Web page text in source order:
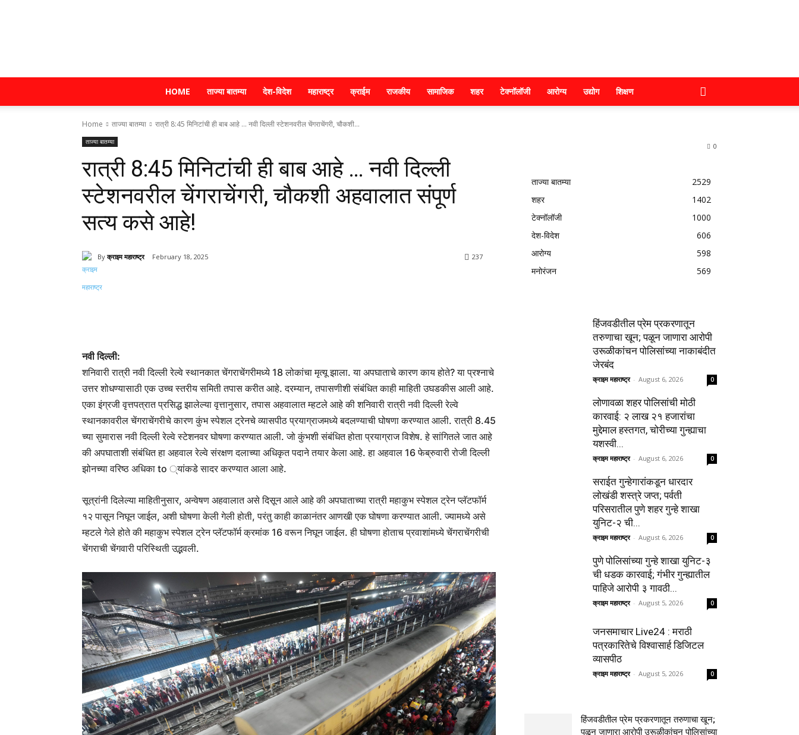
क्राइम
HOME ताज्या बातम्या देश-विदेश महाराष्ट्र क्राईम राजकीय सामाजिक शहर टेक्नॉलॉजी आरोग्य उद्योग शिक्षण
Home ताज्या बातम्या रात्री 8:45 मिनिटांची ही बाब आहे ... नवी दिल्ली स्टेशनवरील चेंगराचेंगरी, चौकशी...
ताज्या बातम्या
रात्री 8:45 मिनिटांची ही बाब आहे … नवी दिल्ली
स्टेशनवरील चेंगराचेंगरी, चौकशी अहवालात संपूर्ण
सत्य कसे आहे!
By क्राइम महाराष्ट्र February 18, 2025 237
नवी दिल्ली:
शनिवारी रात्री नवी दिल्ली रेल्वे स्थानकात चेंगराचेंगरीमध्ये 18 लोकांचा मृत्यू झाला. या अपघाताचे कारण काय होते? या प्रश्नाचे
उत्तर शोधण्यासाठी एक उच्च स्तरीय समिती तपास करीत आहे. दरम्यान, तपासणीशी संबंधित काही माहिती उघडकीस आली आहे.
एका इंग्रजी वृत्तपत्रात प्रसिद्ध झालेल्या वृत्तानुसार, तपास अहवालात म्हटले आहे की शनिवारी रात्री नवी दिल्ली रेल्वे
स्थानकावरील चेंगराचेंगरीचे कारण कुंभ स्पेशल ट्रेनचे व्यासपीठ प्रयाग्राजमध्ये बदलण्याची घोषणा करण्यात आली. रात्री 8.45
च्या सुमारास नवी दिल्ली रेल्वे स्टेशनवर घोषणा करण्यात आली. जो कुंभशी संबंधित होता प्रयाग्राज विशेष. हे सांगितले जात आहे
की अपघाताशी संबंधित हा अहवाल रेल्वे संरक्षण दलाच्या अधिकृत पदाने तयार केला आहे. हा अहवाल 16 फेब्रुवारी रोजी दिल्ली
झोनच्या वरिष्ठ अधिका to ्यांकडे सादर करण्यात आला आहे.
सूत्रांनी दिलेल्या माहितीनुसार, अन्वेषण अहवालात असे दिसून आले आहे की अपघाताच्या रात्री महाकुभ स्पेशल ट्रेन प्लॅटफॉर्म
१२ पासून निघून जाईल, अशी घोषणा केली गेली होती, परंतु काही काळानंतर आणखी एक घोषणा करण्यात आली. ज्यामध्ये असे
म्हटले गेले होते की महाकुभ स्पेशल ट्रेन प्लॅटफॉर्म क्रमांक 16 वरून निघून जाईल. ही घोषणा होताच प्रवाशांमध्ये चेंगराचेंगरीची
चेंगराची चेंगवारी परिस्थिती उद्भवली.
0
ताज्या बातम्या
2529
शहर
1402
टेक्नॉलॉजी
1000
देश-विदेश
606
आरोग्य
598
मनोरंजन
569
हिंजवडीतील प्रेम प्रकरणातून
तरुणाचा खून; पळून जाणारा आरोपी
उरूळीकांचन पोलिसांच्या नाकाबंदीत
जेरबंद
क्राइम महाराष्ट्र - August 6, 2026 0
लोणावळा शहर पोलिसांची मोठी
कारवाई: २ लाख २१ हजारांचा
मुद्देमाल हस्तगत, चोरीच्या गुन्ह्याचा
यशस्वी...
क्राइम महाराष्ट्र - August 6, 2026 0
सराईत गुन्हेगारांकडून धारदार
लोखंडी शस्त्रे जप्त; पर्वती
परिसरातील पुणे शहर गुन्हे शाखा
युनिट-२ ची...
क्राइम महाराष्ट्र - August 6, 2026 0
पुणे पोलिसांच्या गुन्हे शाखा युनिट-३
ची धडक कारवाई; गंभीर गुन्ह्यातील
पाहिजे आरोपी ३ गावठी...
क्राइम महाराष्ट्र - August 5, 2026 0
जनसमाचार Live24 : मराठी
पत्रकारितेचे विश्वासार्ह डिजिटल
व्यासपीठ
क्राइम महाराष्ट्र - August 5, 2026 0
हिंजवडीतील प्रेम प्रकरणातून तरुणाचा खून;
पळून जाणारा आरोपी उरूळीकांचन पोलिसांच्या